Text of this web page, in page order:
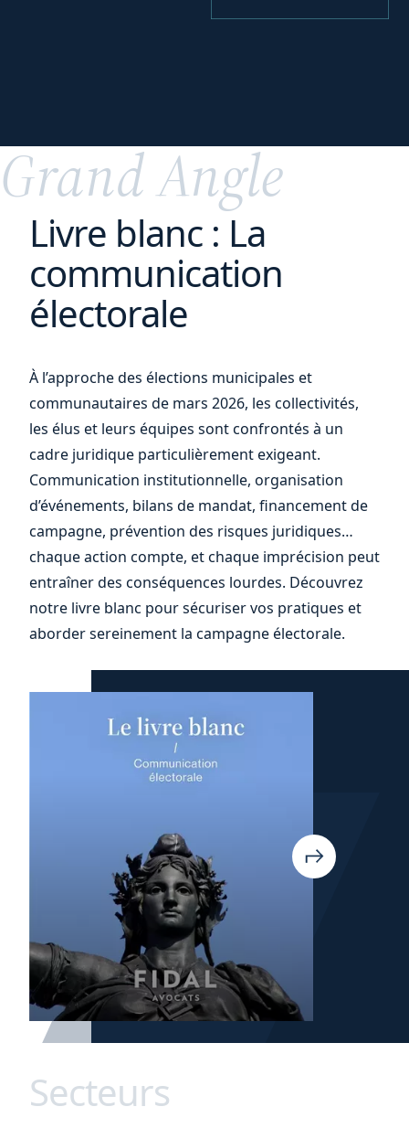
et
Grand Angle
Livre blanc : La
communication
électorale
À l’approche des élections municipales et
communautaires de mars 2026, les collectivités,
les élus et leurs équipes sont confrontés à un
cadre juridique particulièrement exigeant.
Communication institutionnelle, organisation
d’événements, bilans de mandat, financement de
campagne, prévention des risques juridiques…
chaque action compte, et chaque imprécision peut
entraîner des conséquences lourdes. Découvrez
notre livre blanc pour sécuriser vos pratiques et
aborder sereinement la campagne électorale.
Secteurs